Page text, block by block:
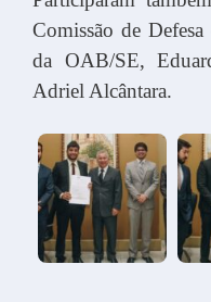
Comissão de
da OAB/SE,
Adriel Alcântara.